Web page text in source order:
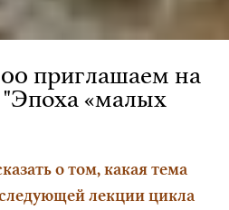
приглашаем на
«малых
о том, какая тема
следующей лекции цикла